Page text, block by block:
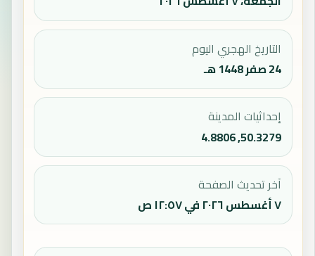
التاريخ الهجري اليوم
24 صفر 1448 هـ
إحداثيات المدينة
50.3279, 4.8806
آخر تحديث الصفحة
٧ أغسطس ٢٠٢٦ في ١٢:٥٧ ص